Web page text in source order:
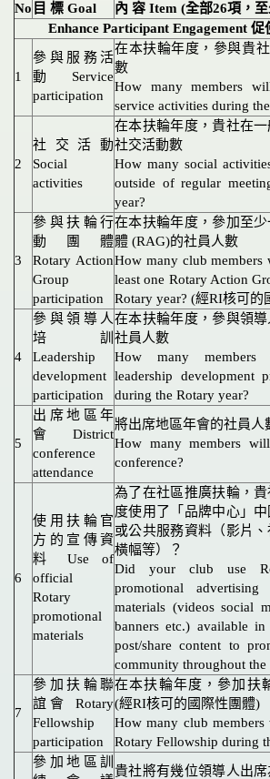
No 目 標 Goal
內 容 Item (全部26項，
Enhance Participant Engagement 促
1
參與服務活
動 Service
participation
在本扶輪年度，參與貴
數
How many members
service activities during
2
社交活動
Social
activities
在本扶輪年度，貴社在
社交活動數
How many social
outside of regular
year?
3
參與扶輪行
動團體
Rotary Action
Group
participation
在本扶輪年度，參加至
體 (RAG)的社員人數
How many club members
least one Rotary Action
Rotary year? (經RI核可的
4
參與領導人
培訓
Leadership
development
participation
在本扶輪年度，參與領
社員人數
How many
leadership development
during the Rotary year?
5
出席地區年
會 District
conference
attendance
將出席地區年會的社員人
How many members
conference?
6
使用扶輪官
方的宣傳資
料 Use of
official
Rotary
promotional
materials
為了在社區推廣扶輪，
度使用了「品牌中心」
或公共服務資料（影片
橫幅等）？
Did your club use
promotional
materials (videos social
banners etc.) available
post/share content to
community throughout the
7
參加扶輪聯
誼會 Rotary
Fellowship
participation
在本扶輪年度，參加扶
(經RI核可的國際性團體)
How many club
Rotary Fellowship during
參加地區訓
貴社將有幾位領導人出